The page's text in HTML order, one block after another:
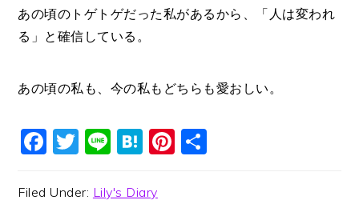
あの頃のトゲトゲだった私があるから、「人は変われ
る」と確信している。
あの頃の私も、今の私もどちらも愛おしい。
Facebook
Twitter
LineHatena
Pinterest
Filed Under: Lily's Diary